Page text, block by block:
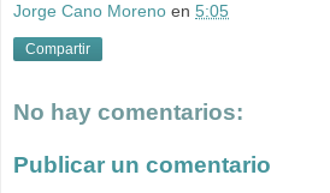
Jorge Cano Moreno en 5:05
Compartir
No hay comentarios:
Publicar un comentario